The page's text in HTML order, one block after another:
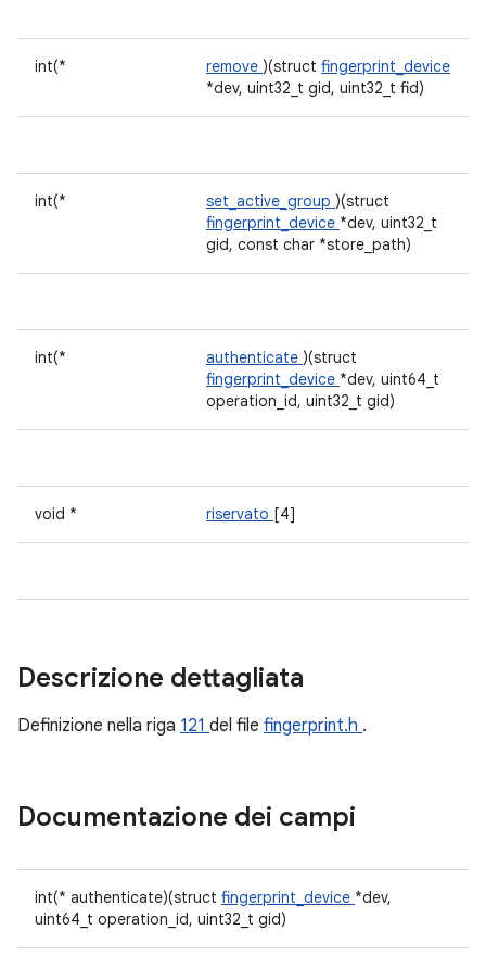
int(* remove )(struct fingerprint_device
*dev, uint32_t gid, uint32_t fid)
int(* set_active_group )(struct
fingerprint_device *dev, uint32_t
gid, const char *store_path)
int(* authenticate )(struct
fingerprint_device *dev, uint64_t
operation_id, uint32_t gid)
void * riservato [4]
Descrizione dettagliata
Definizione nella riga 121 del file fingerprint.h .
Documentazione dei campi
int(* authenticate)(struct fingerprint_device *dev,
uint64_t operation_id, uint32_t gid)